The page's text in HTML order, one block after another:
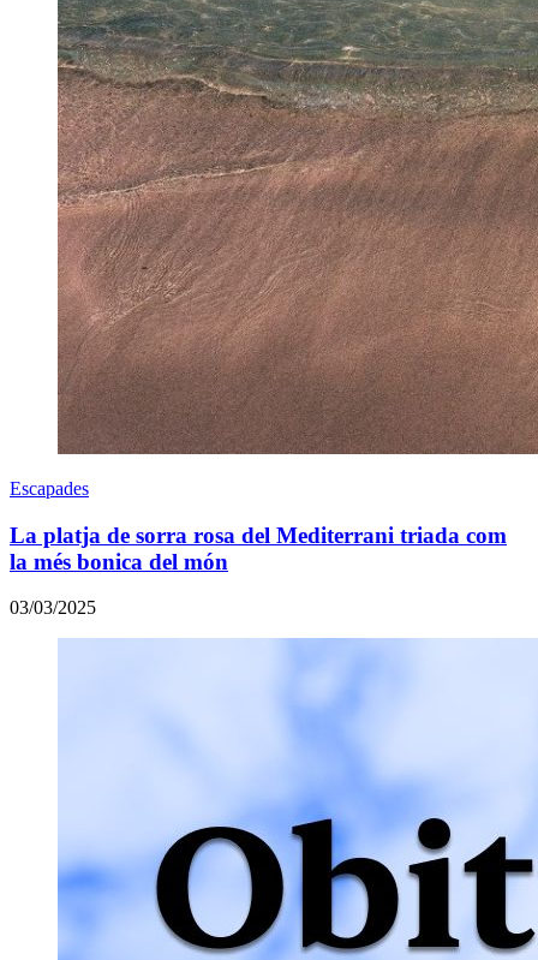
Escapades
La platja de sorra rosa del Mediterrani triada com
la més bonica del món
03/03/2025